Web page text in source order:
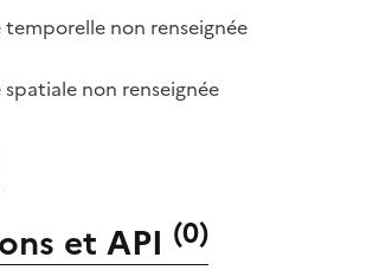
non renseignée
non renseignée
et API (0)